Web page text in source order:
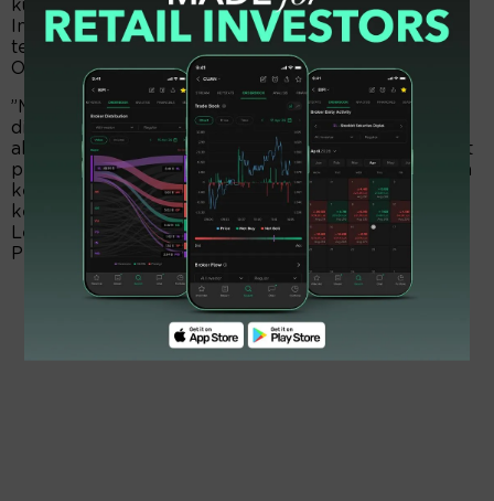
kursi orang nomor wahid anak usaha Semen
Indonesia alias SIG (SMGR) tersebut. Keputusan
tersebut telah diteken dewan komisaris pada 15
Oktober 2025.
”Memberhentikan sementara Ainul Yaqin dari posisi
direktur utama SBI sejak 17 Oktober 2025, dengan
alasan mendesak bagi SBI sehubungan dengan surat
pengunduran diri Ainul Yaqin, dan untuk memastikan
keberlangsungan operasional, dan memberikan
kepastian kepemimpinan,” tegas Andika Lukmana,
Legal & Compliance Group Head/Sekretaris
Perusahaan Solusi Bangun Indonesia.